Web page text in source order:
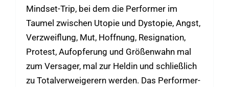
Mindset-Trip, bei dem die Performer im
Taumel zwischen Utopie und Dystopie, Angst,
Verzweiflung, Mut, Hoffnung, Resignation,
Protest, Aufopferung und Größenwahn mal
zum Versager, mal zur Heldin und schließlich
zu Totalverweigerern werden. Das Performer-